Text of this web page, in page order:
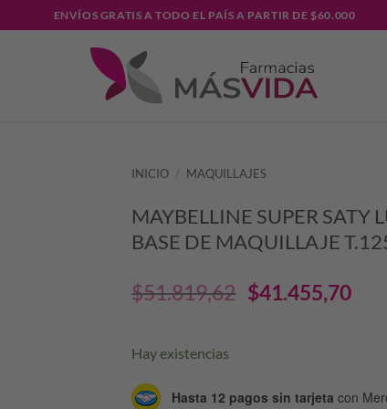
ENVÍOS GRATIS A TODO EL PAÍS A PARTIR DE $60.000
INICIO / MAQUILLAJES
MAYBELLINE SUPER SATY
BASE DE MAQUILLAJE
$51.819,62 El
original
$41.455,70El
Hay existencias
Hasta 12 pagos sin tarjeta con